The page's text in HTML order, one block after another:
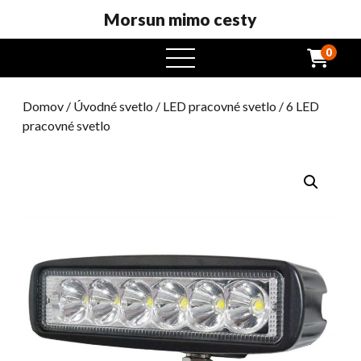
Morsun mimo cesty
otvorený
menu
0
Domov / Úvodné svetlo / LED pracovné svetlo / 6 LED
pracovné svetlo